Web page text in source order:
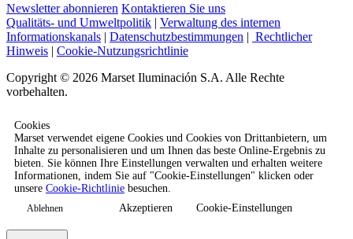
Newsletter abonnieren Kontaktieren Sie uns
Qualitäts- und Umweltpolitik | Verwaltung des internen
Informationskanals | Datenschutzbestimmungen | Rechtlicher
Hinweis | Cookie-Nutzungsrichtlinie
Copyright © 2026 Marset Iluminación S.A. Alle Rechte
vorbehalten.
Cookies
Marset verwendet eigene Cookies und Cookies von Drittanbietern, um
Inhalte zu personalisieren und um Ihnen das beste Online-Ergebnis zu
bieten. Sie können Ihre Einstellungen verwalten und erhalten weitere
Informationen, indem Sie auf "Cookie-Einstellungen" klicken oder
unsere Cookie-Richtlinie besuchen.
Ablehnen Akzeptieren Cookie-Einstellungen